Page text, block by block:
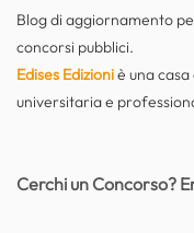
Blog di aggiornamento
concorsi pubblici.
Edises Edizioniè una
universitaria e
Cerchi un Concorso?